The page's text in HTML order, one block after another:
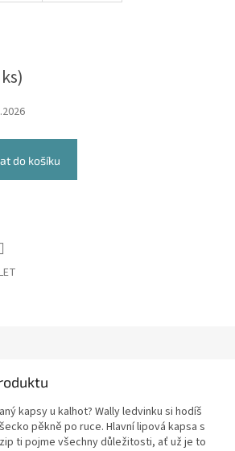
do košíku
kapsy u kalhot? Wally ledvinku si hodíš
pěkně po ruce. Hlavní lipová kapsa s
ti pojme všechny důležitosti, ať už je to